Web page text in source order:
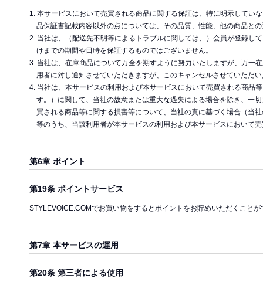
1. 本サービスにおいて売買される商品に関する保証は、特に明示してい
品保証書記載内容以外の点については、その品質、性能、他の商品と
2. 当社は、（配送先不明等によるトラブルに関しては、）会員が登録し
けまでの期間や日時を保証するものではございません。
3. 当社は、在庫商品について万全を期すように努力いたしますが、万一
用者に対し通知させていただきますが、このキャンセルさせていただ
4. 当社は、本サービスの利用および本サービスにおいて売買される商品
す。）に関して、当社の故意または重大な過失による場合を除き、一
買される商品等に関する損害等について、当社の責に基づく場合（当
等のうち、当該利用者が本サービスの利用および本サービスにおいて
第6章 ポイント
第19条 ポイントサービス
STYLEVOICE.COMでお買い物をするとポイントをお貯めいただくこと
第7章 本サービスの運用
第20条 第三者による使用